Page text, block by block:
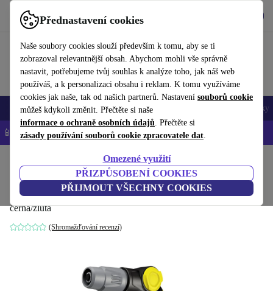
Přednastavení cookies
Naše soubory cookies slouží především k tomu, aby se ti
zobrazoval relevantnější obsah. Abychom mohli vše správně
nastavit, potřebujeme tvůj souhlas k analýze toho, jak náš web
používáš, a k personalizaci obsahu i reklam. K tomu využíváme
cookies jak naše, tak od našich partnerů. Nastavení souborů cookie
můžeš kdykoli změnit. Přečtěte si naše
informace o ochraně osobních údajů. Přečtěte si
zásady používání souborů cookie zpracovatele dat.
Omezené využití
PŘIZPŮSOBENÍ COOKIES
PŘIJMOUT VŠECHNY COOKIES
Používejte refurbed rychle a snadno
Mobily a smartphony Notebooky Tablety Doplňky
📱 -5 % NAVÍC na všechny iPhony – kód: IPHONEDEAL-
Zahradní nářadí
Kärcher Stříkací pistole Plus
černá/žlutá
(Shromažďování recenzí)